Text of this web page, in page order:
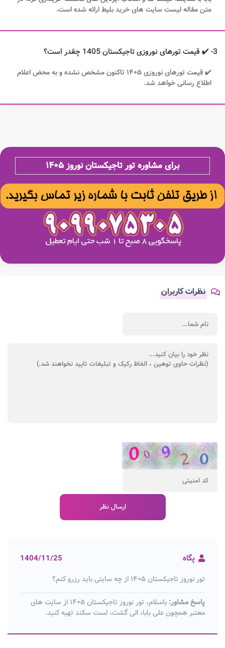
متن مقاله لیست سایت های خرید بلیط ارائه شده است.
3- ✔️ قیمت تورهای نوروزی تاجیکستان 1405 چقدر است؟
✔️ قیمت تورهای نوروزی ۱۴۰۵​ تاکنون مشخص نشده و به محض اعلام
اطلاع رسانی خواهد شد.
برای مشاوره تور تاجیکستان نوروز ۱۴۰۵
نظرات کاربران
پگاه 1404/11/25
تور نوروز تاجیکستان ۱۴۰۵ از چه سایتی باید رزرو کنم؟
پاسخ مشاور:
باسلام، تور نوروز تاجیکستان ۱۴۰۵ از سایت های
معتبر همچون علی بابا، الی گشت، لست سکند تهیه کنید.